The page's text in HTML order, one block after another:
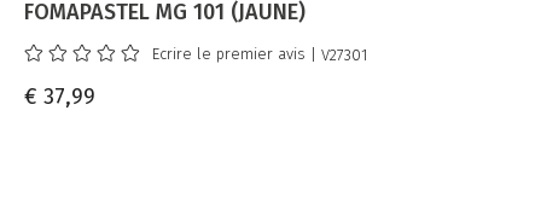
FOMAPASTEL MG 101 (JAUNE)
Ecrire le premier avis | V27301
€ 37,99